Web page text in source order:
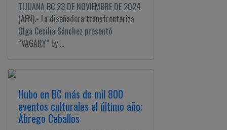
TIJUANA BC 23 DE NOVIEMBRE DE 2024
(AFN).- La diseñadora transfronteriza
Olga Cecilia Sánchez presentó
“VAGARY” by ...
Hubo en BC más de mil 800
eventos culturales el último año:
Ábrego Ceballos